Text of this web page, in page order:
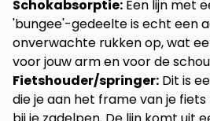
Schokabsorptie: Een lijn met
'bungee'-gedeelte is echt een
onverwachte rukken op, wat
voor jouw arm en voor de
Fietshouder/springer: Dit is
die je aan het frame van je